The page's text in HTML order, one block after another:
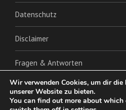
Datenschutz
Disclaimer
Fragen & Antworten
Wir verwenden Cookies, um dir
unserer Website zu bieten.
You can find out more about